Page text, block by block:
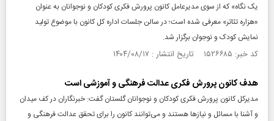
یک نگاه» که از سوی مدیرعامل کانون پرورش فکری کودکان و نوجوانان به عنوان
«هزاره تئاتر» معرفی شده است؛ در سالن جلسات اداره کل کانون با موضوع تولید
نمایش کودک و نوجوان برگزار شد.
کد خبر: ۱۵۲۶۶۸۵ تاریخ انتشار : ۱۴۰۴/۰۸/۱۷
هدف کانون پرورش فکری عدالت فرهنگی و آموزشی است
مدیرکل کانون پرورش فکری کودکان و نوجوانان گلستان گفت: خبرنگاران در کف میدان
و آشنا با مسائل و نیازها هستند و می‌توانند کانون را برای تحقق عدالت فرهنگی و